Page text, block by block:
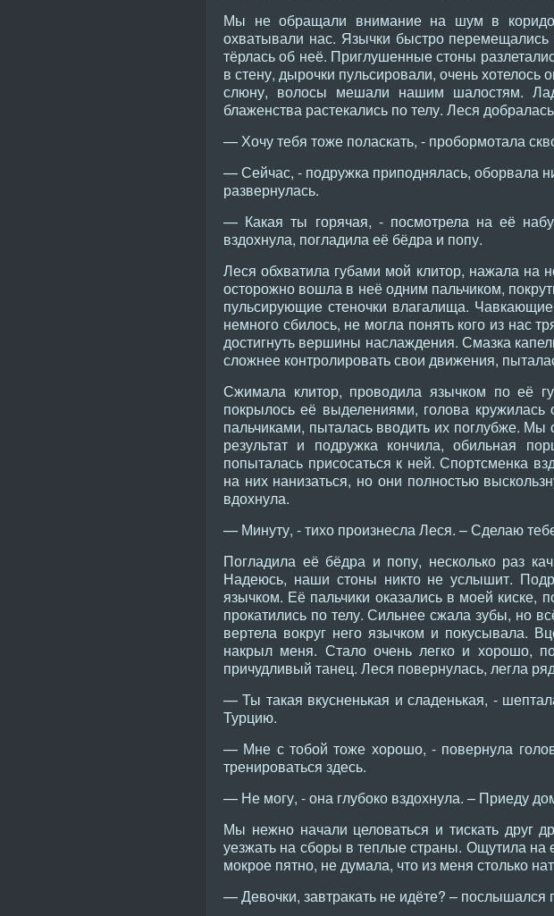
Мы не обращали внимание на шум в
охватывали нас. Язычки быстро перемещались
тёрлась об неё. Приглушенные стоны
в стену, дырочки пульсировали, очень
слюну, волосы мешали нашим шалостям.
блаженства растекались по телу. Леся
— Хочу тебя тоже поласкать, - пробормотала
— Сейчас, - подружка приподнялась, оборвала
развернулась.
— Какая ты горячая, - посмотрела на её
вздохнула, погладила её бёдра и попу.
Леся обхватила губами мой клитор, нажала на
осторожно вошла в неё одним пальчиком,
пульсирующие стеночки влагалища.
немного сбилось, не могла понять кого из нас
достигнуть вершины наслаждения. Смазка
сложнее контролировать свои движения,
Сжимала клитор, проводила язычком по её
покрылось её выделениями, голова
пальчиками, пыталась вводить их поглубже. Мы
результат и подружка кончила, обильная
попыталась присосаться к ней. Спортсменка
на них нанизаться, но они полностью
вдохнула.
— Минуту, - тихо произнесла Леся. – Сделаю
Погладила её бёдра и попу, несколько раз
Надеюсь, наши стоны никто не услышит.
язычком. Её пальчики оказались в моей киске,
прокатились по телу. Сильнее сжала зубы, но
вертела вокруг него язычком и покусывала.
накрыл меня. Стало очень легко и хорошо,
причудливый танец. Леся повернулась, легла
— Ты такая вкусненькая и сладенькая, -
Турцию.
— Мне с тобой тоже хорошо, - повернула
тренироваться здесь.
— Не могу, - она глубоко вздохнула. – Приеду
Мы нежно начали целоваться и тискать друг
уезжать на сборы в теплые страны. Ощутила на
мокрое пятно, не думала, что из меня столько
— Девочки, завтракать не идёте? –